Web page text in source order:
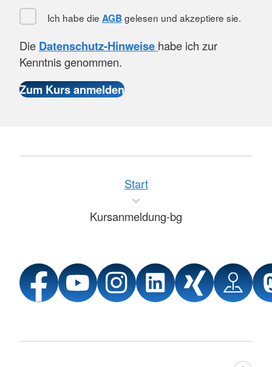
Ich habe die AGB gelesen und akzeptiere sie.
Die Datenschutz-Hinweise habe ich zur
Kenntnis genommen.
Start
Kursanmeldung-bg